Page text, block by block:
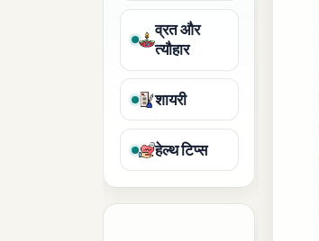
व्रत और
त्यौहार
शायरी
हेल्थ टिप्स